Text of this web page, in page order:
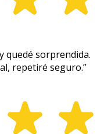
quedé sorprendida.
repetiré seguro.”